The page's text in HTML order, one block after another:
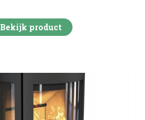
Bekijk product